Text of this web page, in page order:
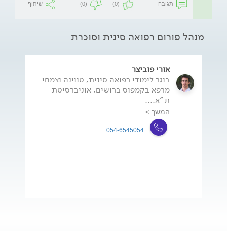
תגובה (0)
(0) שיתוף
מנהל פורום רפואה סינית וסוכרת
אורי פוביצר
בוגר לימודי רפואה סינית, טווינה וצמחי
מרפא בקמפוס ברושים, אוניברסיטת
ת"א....
המשך >
054-6545054